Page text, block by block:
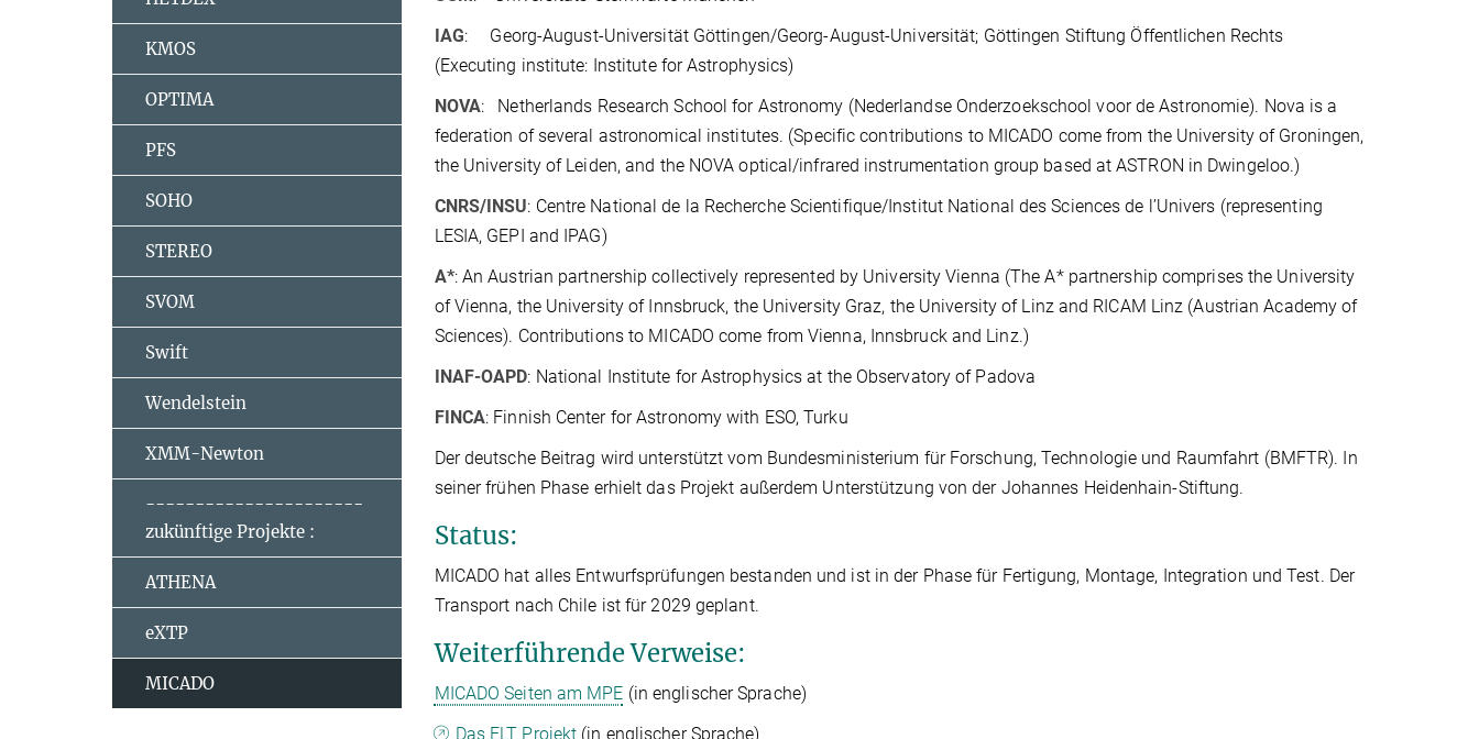
IAG: Georg-August-Universität Göttingen/Georg-August-Universität; Göttingen Stiftung Öffentlichen Rechts
(Executing institute: Institute for Astrophysics)
NOVA: Netherlands Research School for Astronomy (Nederlandse Onderzoekschool voor de Astronomie). Nova is a
federation of several astronomical institutes. (Specific contributions to MICADO come from the University of Groningen,
the University of Leiden, and the NOVA optical/infrared instrumentation group based at ASTRON in Dwingeloo.)
CNRS/INSU: Centre National de la Recherche Scientifique/Institut National des Sciences de l’Univers (representing
LESIA, GEPI and IPAG)
A*: An Austrian partnership collectively represented by University Vienna (The A* partnership comprises the University
of Vienna, the University of Innsbruck, the University Graz, the University of Linz and RICAM Linz (Austrian Academy of
Sciences). Contributions to MICADO come from Vienna, Innsbruck and Linz.)
INAF-OAPD: National Institute for Astrophysics at the Observatory of Padova
FINCA: Finnish Center for Astronomy with ESO, Turku
Der deutsche Beitrag wird unterstützt vom Bundesministerium für Forschung, Technologie und Raumfahrt (BMFTR). In
seiner frühen Phase erhielt das Projekt außerdem Unterstützung von der Johannes Heidenhain-Stiftung.
Status:
MICADO hat alles Entwurfsprüfungen bestanden und ist in der Phase für Fertigung, Montage, Integration und Test. Der
Transport nach Chile ist für 2029 geplant.
Weiterführende Verweise:
MICADO Seiten am MPE (in englischer Sprache)
Das ELT Projekt (in englischer Sprache)
KMOS
OPTIMA
PFS
SOHO
STEREO
SVOM
Swift
Wendelstein
XMM-Newton
----------------------
zukünftige Projekte :
ATHENA
eXTP
MICADO